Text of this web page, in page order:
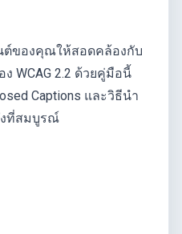
ต์ของคุณให้สอดคล้องกับ
WCAG 2.2 ด้วยคู่มือนี้
Captions และวิธีนำ
งที่สมบูรณ์